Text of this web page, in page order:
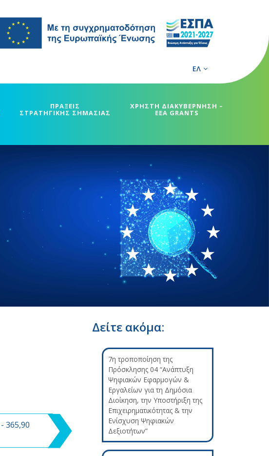
ΕΛ
ΠΡΑΞΕΙΣ
ΣΤΡΑΤΗΓΙΚΗΣ ΣΗΜΑΣΙΑΣ
ΧΡΗΣΤΗ ΔΙΑΚΥΒΕΡΝΗΣΗ –
EEA GRANTS
- 365,90
Δείτε ακόμα:
7η τροποποίηση της
Πρόσκλησης 04 “Ανάπτυξη
Ψηφιακών Εφαρμογών &
Εργαλείων για τη Δημόσια
Διοίκηση, την Υποστήριξη της
Επιχειρηματικότητας & την
Ενίσχυση Ψηφιακών
Δεξιοτήτων”